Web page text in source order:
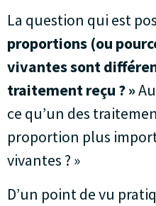
La question qui est
proportions (ou
vivantes sont
traitement reçu ? »
ce qu’un des
proportion plus
vivantes ? »
D’un point de vu